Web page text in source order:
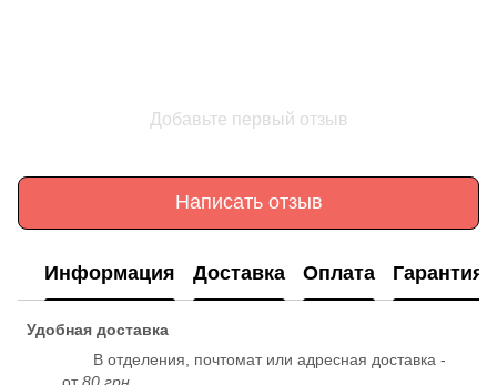
Добавьте первый отзыв
Написать отзыв
Информация Доставка Оплата Гарантия
Удобная доставка
В отделения, почтомат или адресная доставка -
от80 грн.